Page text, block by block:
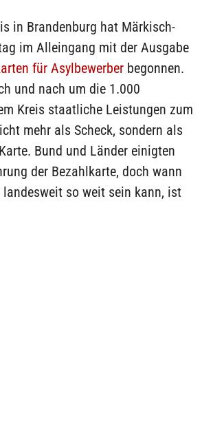
in Brandenburg hat Märkisch-
im Alleingang mit der Ausgabe
für Asylbewerberbegonnen.
und nach um die 1.000
Kreis staatliche Leistungen zum
mehr als Scheck, sondern als
Bund und Länder einigten
der Bezahlkarte, doch wann
landesweit so weit sein kann, ist